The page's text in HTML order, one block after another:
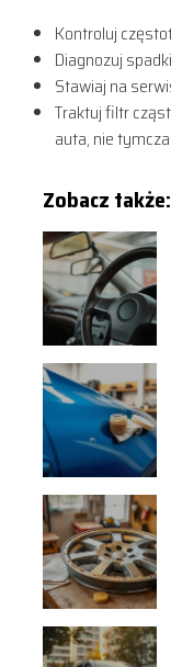
Kontroluj
Diagnozuj
Stawiaj na
Traktuj filtr
auta, nie
Zobacz także: